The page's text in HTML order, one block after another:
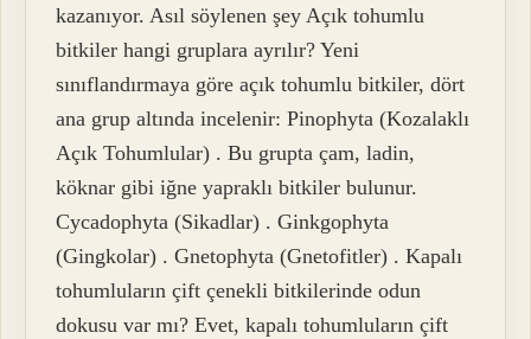
kazanıyor. Asıl söylenen şey Açık tohumlu
bitkiler hangi gruplara ayrılır? Yeni
sınıflandırmaya göre açık tohumlu bitkiler, dört
ana grup altında incelenir: Pinophyta (Kozalaklı
Açık Tohumlular) . Bu grupta çam, ladin,
köknar gibi iğne yapraklı bitkiler bulunur.
Cycadophyta (Sikadlar) . Ginkgophyta
(Gingkolar) . Gnetophyta (Gnetofitler) . Kapalı
tohumluların çift çenekli bitkilerinde odun
dokusu var mı? Evet, kapalı tohumluların çift